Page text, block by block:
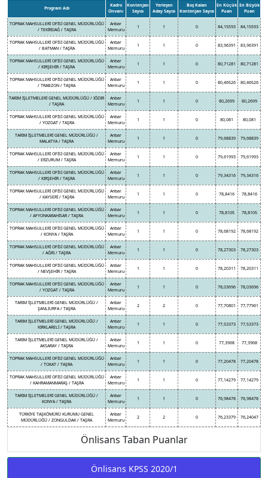
Program Adı
Kadro
Ünvanı
Kontenjan
Sayısı
Yerleşen
Aday Sayısı
Boş Kalan
Kontenjan Sayısı
En Küçük
Puan
En Büyük
Puan
TOPRAK MAHSULLERİ OFİSİ GENEL MÜDÜRLÜĞÜ
/ TEKİRDAĞ / TAŞRA
Anbar
Memuru
1 1 0 84,15593 84,15593
TOPRAK MAHSULLERİ OFİSİ GENEL MÜDÜRLÜĞÜ
/ BATMAN / TAŞRA
Anbar
Memuru
1 1 0 83,96391 83,96391
TOPRAK MAHSULLERİ OFİSİ GENEL MÜDÜRLÜĞÜ
/ KIRŞEHİR / TAŞRA
Anbar
Memuru
1 1 0 80,71281 80,71281
TOPRAK MAHSULLERİ OFİSİ GENEL MÜDÜRLÜĞÜ
/ TRABZON / TAŞRA
Anbar
Memuru
1 1 0 80,46526 80,46526
TARIM İŞLETMELERİ GENEL MÜDÜRLÜĞÜ / IĞDIR
/ TAŞRA
Anbar
Memuru
1 1 0 80,2699 80,2699
TOPRAK MAHSULLERİ OFİSİ GENEL MÜDÜRLÜĞÜ
/ YOZGAT / TAŞRA
Anbar
Memuru
1 1 0 80,081 80,081
TARIM İŞLETMELERİ GENEL MÜDÜRLÜĞÜ /
MALATYA / TAŞRA
Anbar
Memuru
1 1 0 79,68839 79,68839
TOPRAK MAHSULLERİ OFİSİ GENEL MÜDÜRLÜĞÜ
/ ERZURUM / TAŞRA
Anbar
Memuru
1 1 0 79,61993 79,61993
TOPRAK MAHSULLERİ OFİSİ GENEL MÜDÜRLÜĞÜ
/ KIRŞEHİR / TAŞRA
Anbar
Memuru
1 1 0 79,34316 79,34316
TOPRAK MAHSULLERİ OFİSİ GENEL MÜDÜRLÜĞÜ
/ KAYSERİ / TAŞRA
Anbar
Memuru
1 1 0 78,8416 78,8416
TOPRAK MAHSULLERİ OFİSİ GENEL MÜDÜRLÜĞÜ
/ AFYONKARAHİSAR / TAŞRA
Anbar
Memuru
1 1 0 78,8105 78,8105
TOPRAK MAHSULLERİ OFİSİ GENEL MÜDÜRLÜĞÜ
/ KONYA / TAŞRA
Anbar
Memuru
1 1 0 78,68192 78,68192
TOPRAK MAHSULLERİ OFİSİ GENEL MÜDÜRLÜĞÜ
/ AĞRI / TAŞRA
Anbar
Memuru
1 1 0 78,27303 78,27303
TOPRAK MAHSULLERİ OFİSİ GENEL MÜDÜRLÜĞÜ
/ NEVŞEHİR / TAŞRA
Anbar
Memuru
1 1 0 78,20311 78,20311
TOPRAK MAHSULLERİ OFİSİ GENEL MÜDÜRLÜĞÜ
/ YOZGAT / TAŞRA
Anbar
Memuru
1 1 0 78,03696 78,03696
TARIM İŞLETMELERİ GENEL MÜDÜRLÜĞÜ /
ŞANLIURFA / TAŞRA
Anbar
Memuru
2 2 0 77,70801 77,77961
TARIM İŞLETMELERİ GENEL MÜDÜRLÜĞÜ /
KIRKLARELİ / TAŞRA
Anbar
Memuru
1 1 0 77,53373 77,53373
TARIM İŞLETMELERİ GENEL MÜDÜRLÜĞÜ /
AKSARAY / TAŞRA
Anbar
Memuru
1 1 0 77,3968 77,3968
TOPRAK MAHSULLERİ OFİSİ GENEL MÜDÜRLÜĞÜ
/ TOKAT / TAŞRA
Anbar
Memuru
1 1 0 77,20478 77,20478
TOPRAK MAHSULLERİ OFİSİ GENEL MÜDÜRLÜĞÜ
/ KAHRAMANMARAŞ / TAŞRA
Anbar
Memuru
1 1 0 77,14279 77,14279
TARIM İŞLETMELERİ GENEL MÜDÜRLÜĞÜ /
KONYA / TAŞRA
Anbar
Memuru
1 1 0 76,98478 76,98478
TÜRKİYE TAŞKÖMÜRÜ KURUMU GENEL
MÜDÜRLÜĞÜ / ZONGULDAK / TAŞRA
Anbar
Memuru
2 2 0 76,23379 76,24047
Önlisans Taban Puanlar
Önlisans KPSS 2020/1